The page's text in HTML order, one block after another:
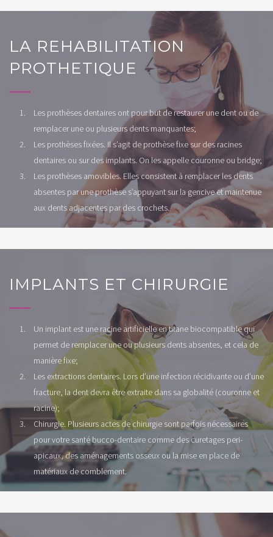
LA REHABILITATION
PROTHETIQUE
Les prothèses dentaires ont pour but de restaurer une dent ou de
remplacer une ou plusieurs dents manquantes;
Les prothèses fixées. Il s’agit de prothèse fixe sur des racines
dentaires ou sur des implants. On les appelle couronne ou bridge;
Les prothèses amovibles. Elles consistent à remplacer les dents
absentes par une prothèse s’appuyant sur la gencive et maintenue
aux dents adjacentes par des crochets.
IMPLANTS ET CHIRURGIE
Un implant est une racine artificielle en titane biocompatible qui
permet de remplacer une ou plusieurs dents absentes, et cela de
manière fixe;
Les extractions dentaires. Lors d’une infection récidivante ou d’une
fracture, la dent devra être extraite dans sa globalité (couronne et
racine);
Chirurgie. Plusieurs actes de chirurgie sont parfois nécessaires
pour votre santé bucco-dentaire comme des curetages peri-
apicaux, des aménagements osseux ou la mise en place de
matériaux de comblement.